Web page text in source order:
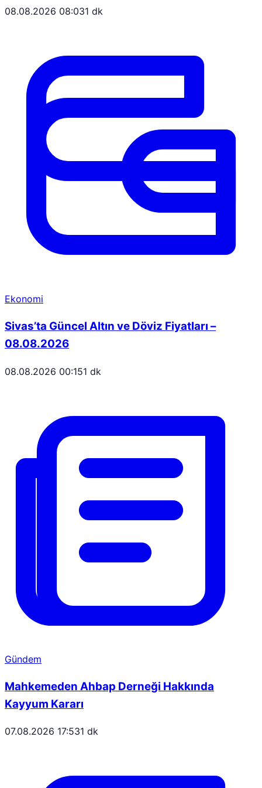
08.08.2026 08:031 dk
Ekonomi
Sivas’ta Güncel Altın ve Döviz Fiyatları –
08.08.2026
08.08.2026 00:151 dk
Gündem
Mahkemeden Ahbap Derneği Hakkında
Kayyum Kararı
07.08.2026 17:531 dk